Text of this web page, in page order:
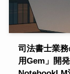
司法書士業
用Gem」開